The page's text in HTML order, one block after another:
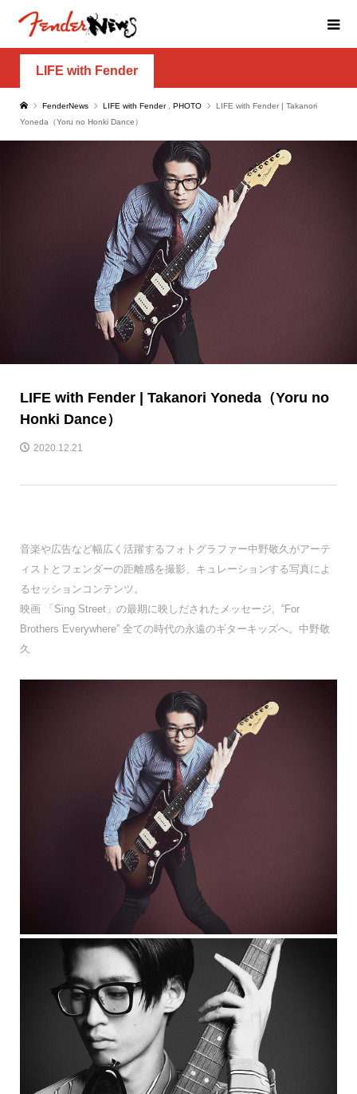
LIFE with Fender
FenderNews LIFE with Fender PHOTO
LIFE with Fender | Takanori
Yoneda（Yoru no Honki Dance）
LIFE with Fender | Takanori Yoneda（Yoru no
Honki Dance）
2020.12.21
音楽や広告など幅広く活躍するフォトグラファー中野敬久がアーテ
ィストとフェンダーの距離感を撮影、キュレーションする写真によ
るセッションコンテンツ。
映画 「Sing Street」の最期に映しだされたメッセージ, “For
Brothers Everywhere” 全ての時代の永遠のギターキッズへ。中野敬
久